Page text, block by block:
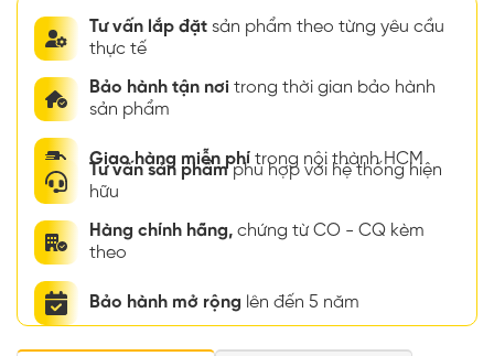
Tư vấn lắp đặt sản phẩm theo từng yêu cầu
thực tế
Bảo hành tận nơi trong thời gian bảo hành
sản phẩm
Giao hàng miễn phí trong nội thành HCM
Tư vấn sản phẩmphù hợp với hệ thống hiện
hữu
Hàng chính hãng, chứng từ CO - CQ kèm
theo
Bảo hành mở rộng lên đến 5 năm